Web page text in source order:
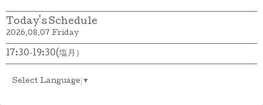
Today's Schedule
2026.08.07 Friday
17:30‐19:30(塩月）
Select Language ▼